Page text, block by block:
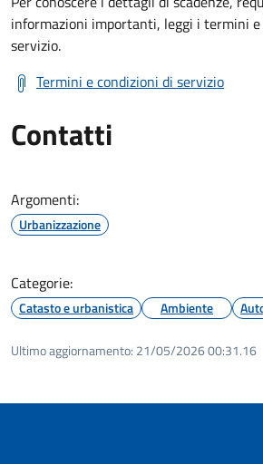
informazioni importanti, leggi i termini e
servizio.
Termini e condizioni di servizio
Contatti
Argomenti:
Urbanizzazione
Categorie:
Catasto e urbanistica Ambiente
Ultimo aggiornamento: 21/05/2026 00:31.16